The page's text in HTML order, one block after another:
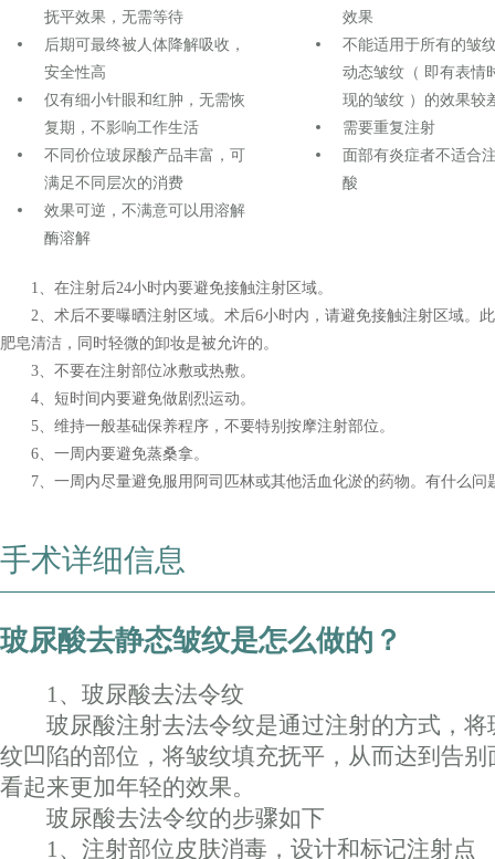
抚平效果，无需等待
后期可最终被人体降解吸收，
安全性高
仅有细小针眼和红肿，无需恢
复期，不影响工作生活
不同价位玻尿酸产品丰富，可
满足不同层次的消费
效果可逆，不满意可以用溶解
酶溶解
效果
不能适用于所有的皱
动态皱纹（ 即有表情
现的皱纹 ）的效果较
需要重复注射
面部有炎症者不适合
酸
1、在注射后24小时内要避免接触注射区域。
2、术后不要曝晒注射区域。术后6小时内，请避免接触注射区域。
肥皂清洁，同时轻微的卸妆是被允许的。
3、不要在注射部位冰敷或热敷。
4、短时间内要避免做剧烈运动。
5、维持一般基础保养程序，不要特别按摩注射部位。
6、一周内要避免蒸桑拿。
7、一周内尽量避免服用阿司匹林或其他活血化淤的药物。有什么问
手术详细信息
玻尿酸去静态皱纹是怎么做的？
1、玻尿酸去法令纹
玻尿酸注射去法令纹是通过注射的方式，将
纹凹陷的部位，将皱纹填充抚平，从而达到告
看起来更加年轻的效果。
玻尿酸去法令纹的步骤如下
1、注射部位皮肤消毒，设计和标记注射点